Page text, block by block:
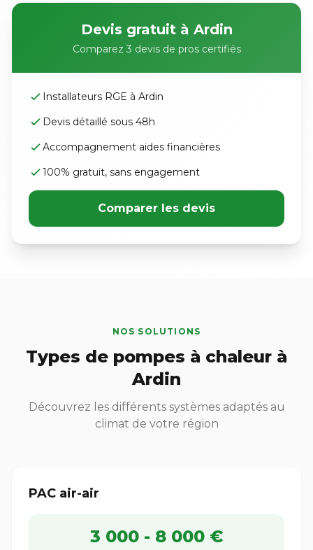
Devis gratuit à Ardin
Comparez 3 devis de pros certifiés
Installateurs RGE à Ardin
Devis détaillé sous 48h
Accompagnement aides financières
100% gratuit, sans engagement
Comparer les devis
NOS SOLUTIONS
Types de pompes à chaleur à
Ardin
Découvrez les différents systèmes adaptés au
climat de votre région
PAC air-air
3 000 - 8 000 €